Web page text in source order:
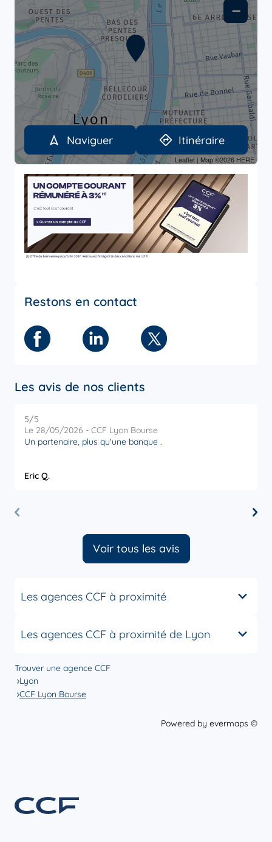
−
Leaflet | Map ©2026 HERE
Naviguer Itinéraire
Restons en contact
Facebook Linkedin Twitter
Les avis de nos clients
5/5
Le 28/05/2026 - CCF Lyon Bourse
Un partenaire, plus qu'une banque .
Eric Q.
Voir tous les avis
Les agences CCF à proximité
Les agences CCF à proximité de Lyon
Trouver une agence CCF
Lyon
CCF Lyon Bourse
Powered by evermaps ©